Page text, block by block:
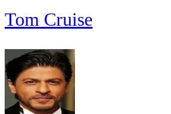
Tom Cruise